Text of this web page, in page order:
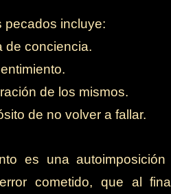
pecados incluye:
de conciencia.
de los mismos.
de no volver a fallar.
es una
cometido, que al